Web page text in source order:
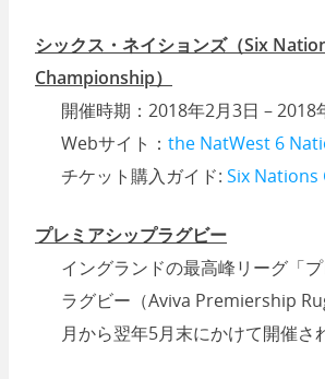
シックス・ネイションズ（Six
Championship）
開催時期：2018年2月3日 – 2018
Webサイト： the NatWest 6
チケット購入ガイド: Six Nations
プレミアシップラグビー
イングランドの最高峰リーグ「
ラグビー（Aviva Premiership
月から翌年5月末にかけて開催さ